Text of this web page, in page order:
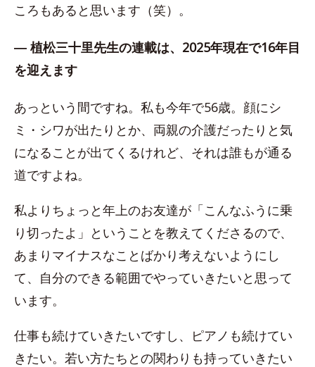
ころもあると思います（笑）。
― 植松三十里先生の連載は、2025年現在で16年目
を迎えます
あっという間ですね。私も今年で56歳。顔にシ
ミ・シワが出たりとか、両親の介護だったりと気
になることが出てくるけれど、それは誰もが通る
道ですよね。
私よりちょっと年上のお友達が「こんなふうに乗
り切ったよ」ということを教えてくださるので、
あまりマイナスなことばかり考えないようにし
て、自分のできる範囲でやっていきたいと思って
います。
仕事も続けていきたいですし、ピアノも続けてい
きたい。若い方たちとの関わりも持っていきたい